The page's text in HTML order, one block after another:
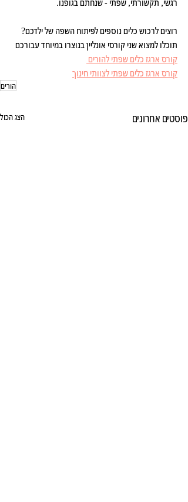
רוצים לרכוש כלים נוספים לפיתוח השפה של ילדכם?
תוכלו למצוא שני קורסי אונליין בנוצרו במיוחד עבורכם
קורס ארגז כלים שפתי להורים
קורס ארגז כלים שפתי לצוותי חינוך
הורים
פוסטים אחרונים הצג הכול